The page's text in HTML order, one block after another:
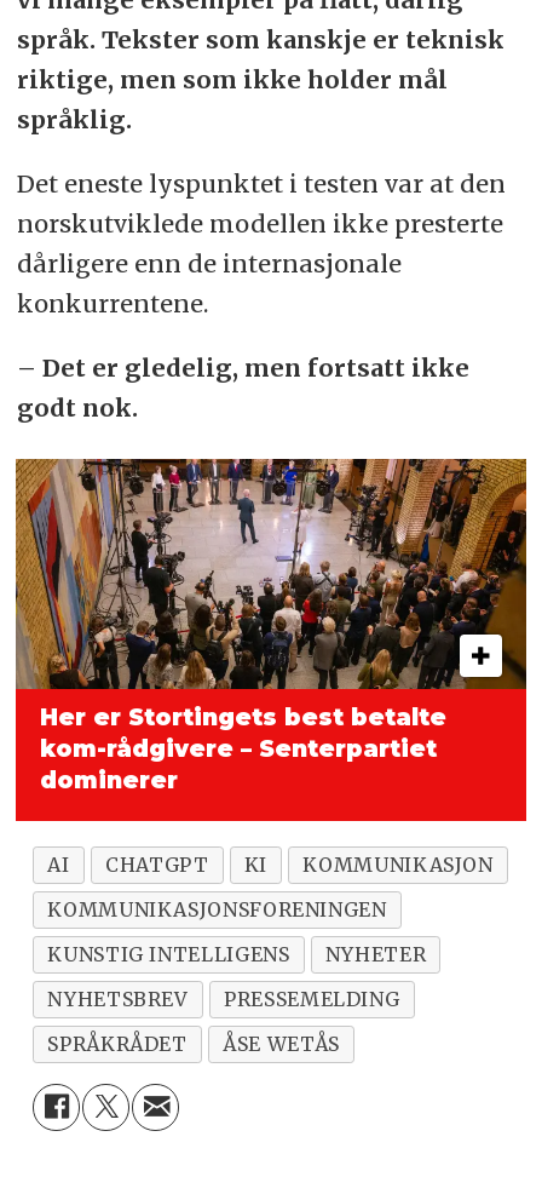
språk. Tekster som kanskje er teknisk
riktige, men som ikke holder mål
språklig.
Det eneste lyspunktet i testen var at den
norskutviklede modellen ikke presterte
dårligere enn de internasjonale
konkurrentene.
– Det er gledelig, men fortsatt ikke
godt nok.
Her er Stortingets best betalte
kom-rådgivere – Senterpartiet
dominerer
AI CHATGPT KI
KOMMUNIKASJON
KOMMUNIKASJONSFORENINGEN
KUNSTIG INTELLIGENS
NYHETER
NYHETSBREV
PRESSEMELDING
SPRÅKRÅDET
ÅSE WETÅS